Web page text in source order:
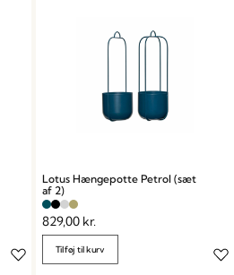
Lotus Hængepotte Petrol (sæt
af 2)
829,00 kr.
Tilføj til kurv